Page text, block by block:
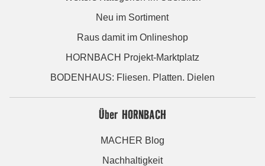
Neu im Sortiment
Raus damit im Onlineshop
HORNBACH Projekt-Marktplatz
BODENHAUS: Fliesen. Platten. Dielen
Über HORNBACH
MACHER Blog
Nachhaltigkeit